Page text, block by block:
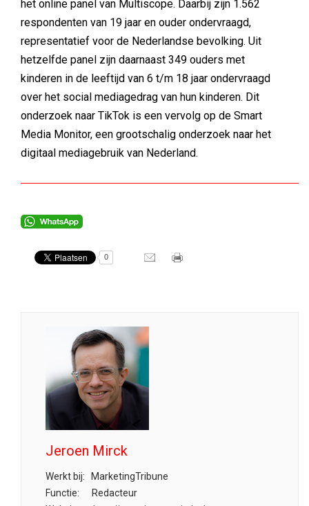
het online panel van Multiscope. Daarbij zijn 1.562
respondenten van 19 jaar en ouder ondervraagd,
representatief voor de Nederlandse bevolking. Uit
hetzelfde panel zijn daarnaast 349 ouders met
kinderen in de leeftijd van 6 t/m 18 jaar ondervraagd
over het social mediagedrag van hun kinderen. Dit
onderzoek naar TikTok is een vervolg op de Smart
Media Monitor, een grootschalig onderzoek naar het
digitaal mediagebruik van Nederland.
0
Jeroen Mirck
Werkt bij:
MarketingTribune
Functie:
Redacteur